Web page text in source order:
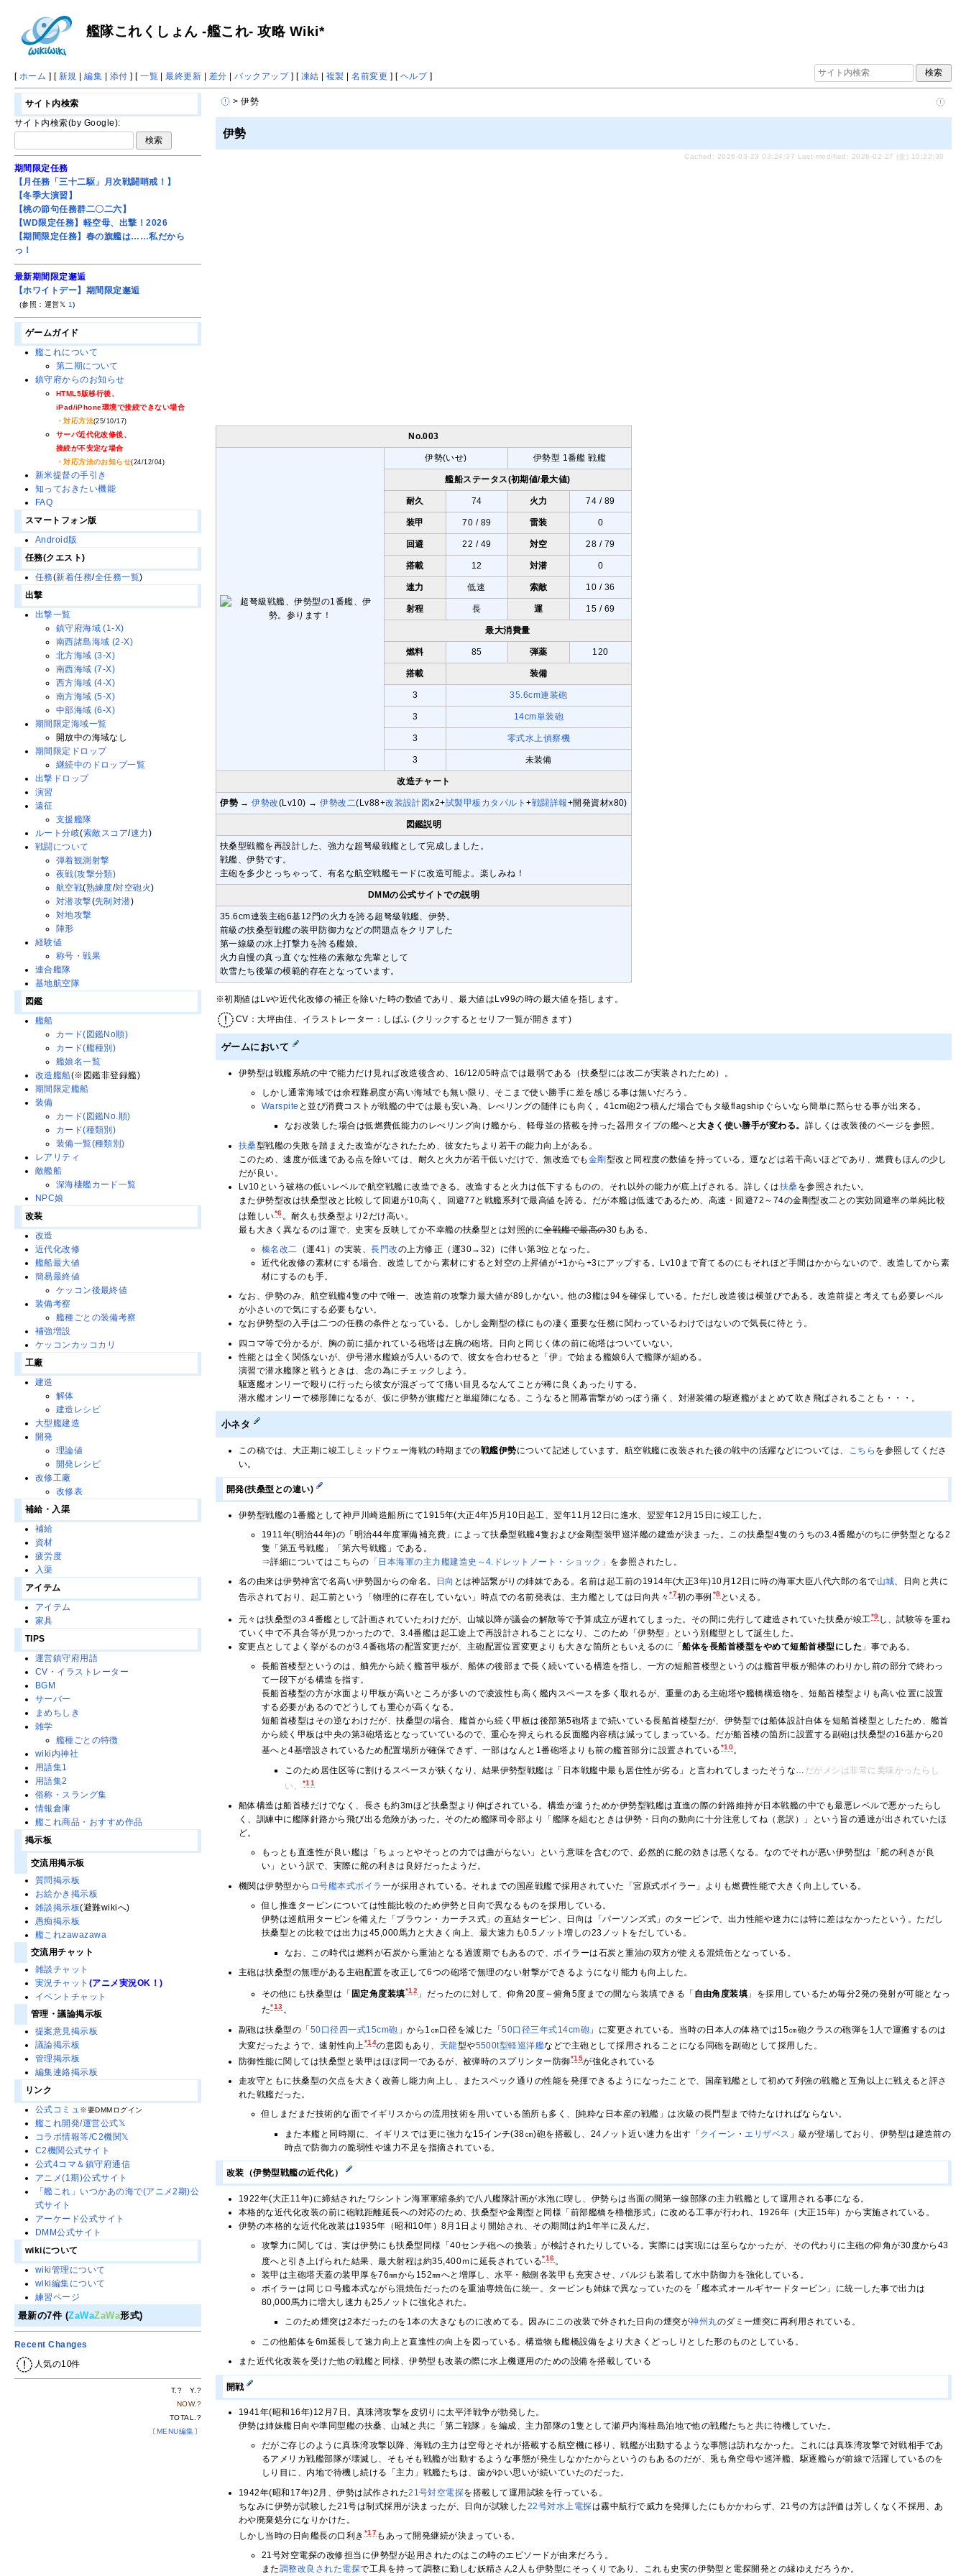
艦隊これくしょん -艦これ- 攻略 Wiki*
[ ホーム ] [ 新規 |編集 | 添付 ] [一覧 |最終更新 | 差分 |バックアップ] [ 凍結 | 複製 |名前変更 ] [ ヘルプ]
> 伊勢
伊勢
Cached: 2026-03-23 03:24:37 Last-modified: 2026-02-27 (金) 10:22:30
No.003
伊勢(いせ) 伊勢型 1番艦 戦艦
艦船ステータス(初期値/最大値)
耐久 74 火力 74 / 89
装甲 70 / 89 雷装 0
回避 22 / 49 対空 28 / 79
搭載 12 対潜 0
速力 低速 索敵 10 / 36
射程 長 運 15 / 69
最大消費量
燃料 85 弾薬 120
搭載 装備
3 35.6cm連装砲
3 14cm単装砲
3 零式水上偵察機
3 未装備
改造チャート
伊勢 →伊勢改(Lv10) →伊勢改二(Lv88+改装設計図x2+試製甲板カタパルト+戦闘詳報+開発資材x80)
図鑑説明
扶桑型戦艦を再設計した、強力な超弩級戦艦として完成しました。
戦艦、伊勢です。
主砲を多少とっちゃって、有名な航空戦艦モードに改造可能よ。楽しみね！
DMMの公式サイトでの説明
35.6cm連装主砲6基12門の火力を誇る超弩級戦艦、伊勢。
前級の扶桑型戦艦の装甲防御力などの問題点をクリアした
第一線級の水上打撃力を誇る艦娘。
火力自慢の真っ直ぐな性格の素敵な先輩として
吹雪たち後輩の模範的存在となっています。
※初期値はLvや近代化改修の補正を除いた時の数値であり、最大値はLv99の時の最大値を指します。
CV：大坪由佳、イラストレーター：しばふ (クリックするとセリフ一覧が開きます)
ゲームにおいて
伊勢型は戦艦系統の中で能力だけ見れば改造後含め、16/12/05時点では最弱である（扶桑型には改二が実装されたため）。
しかし通常海域では余程難易度が高い海域でも無い限り、そこまで使い勝手に差を感じる事は無いだろう。
Warspite と並び消費コストが戦艦の中では最も安い為、レべリングの随伴にも向く。41cm砲2つ積んだ場合でもタ級flagshipぐらいなら簡単に黙らせる事が出来る。
なお改装した場合は低燃費低能力のレべリング向け艦から、軽母並の搭載を持った器用タイプの艦へと大きく使い勝手が変わる。 詳しくは改装後のページを参照。
扶桑型戦艦の失敗を踏まえた改造がなされたため、彼女たちより若干の能力向上がある。
このため、速度が低速である点を除いては、耐久と火力が若干低いだけで、無改造でも 金剛型改と同程度の数値を持っている。運などは若干高いほどであり、燃費もほんの少し
だが良い。
Lv10という破格の低いレベルで航空戦艦に改造できる。改造すると火力は低下するものの、それ以外の能力が底上げされる。詳しくは扶桑を参照されたい。
また伊勢型改は扶桑型改と比較して回避が10高く、回避77と戦艦系列で最高値を誇る。だが本艦は低速であるため、高速・回避72～74の金剛型改二との実効回避率の単純比較
は難しい*6。耐久も扶桑型より2だけ高い。
最も大きく異なるのは運で、史実を反映してか不幸艦の扶桑型とは対照的に全戦艦で最高の30もある。
榛名改二 （運41）の実装、長門改の上方修正（運30→32）に伴い第3位となった。
近代化改修の素材にする場合、改造してから素材にすると対空の上昇値が+1から+3にアップする。Lv10まで育てるのにもそれほど手間はかからないので、改造してから素
材にするのも手。
なお、伊勢のみ、航空戦艦4隻の中で唯一、改造前の攻撃力最大値が89しかない。他の3艦は94を確保している。ただし改造後は横並びである。改造前提と考えても必要レベル
が小さいので気にする必要もない。
なお伊勢型の入手は二つの任務の条件となっている。しかし金剛型の様にもの凄く重要な任務に関わっているわけではないので気長に待とう。
四コマ等で分かるが、胸の前に描かれている砲塔は左腕の砲塔。日向と同じく体の前に砲塔はついていない。
性能とは全く関係ないが、伊号潜水艦娘が5人いるので、彼女を合わせると「伊」で始まる艦娘6人で艦隊が組める。
演習で潜水艦隊と戦うときは、念の為にチェックしよう。
駆逐艦オンリーで殴りに行ったら彼女が混ざってて痛い目見るなんてことが稀に良くあったりする。
潜水艦オンリーで梯形陣になるが、仮に伊勢が旗艦だと単縦陣になる。こうなると開幕雷撃がめっぽう痛く、対潜装備の駆逐艦がまとめて吹き飛ばされることも・・・。
小ネタ
この稿では、大正期に竣工しミッドウェー海戦の時期までの戦艦伊勢について記述しています。航空戦艦に改装された後の戦中の活躍などについては、 こちら を参照してくださ
い。
開発(扶桑型との違い)
伊勢型戦艦の1番艦として神戸川崎造船所にて1915年(大正4年)5月10日起工、翌年11月12日に進水、翌翌年12月15日に竣工した。
1911年(明治44年)の「明治44年度軍備補充費」によって扶桑型戦艦4隻および金剛型装甲巡洋艦の建造が決まった。この扶桑型4隻のうちの3.4番艦がのちに伊勢型となる2
隻「第五号戦艦」「第六号戦艦」である。
⇒詳細についてはこちらの 「日本海軍の主力艦建造史～4.ドレットノート・ショック」 を参照されたし。
名の由来は伊勢神宮で名高い伊勢国からの命名。
日向 とは神話繋がりの姉妹である。名前は起工前の1914年(大正3年)10月12日に時の海軍大臣八代六郎の名で山城、日向と共に
告示されており、起工前という「物理的に存在していない」時点での名前発表は、主力艦としては日向共々*7初の事例 *8といえる。
元々は扶桑型の3.4番艦として計画されていたわけだが、山城以降が議会の解散等で予算成立が遅れてしまった。その間に先行して建造されていた扶桑が竣工*9し、試験等を重ね
ていく中で不具合等が見つかったので、3.4番艦は起工途上で再設計されることになり、このため「伊勢型」という別艦型として誕生した。
変更点としてよく挙がるのが3.4番砲塔の配置変更だが、主砲配置位置変更よりも大きな箇所ともいえるのに「船体を長船首楼型をやめて短船首楼型にした 」事である。
長船首楼型というのは、舳先から続く艦首甲板が、船体の後部まで長く続いている構造を指し、一方の短船首楼型というのは艦首甲板が船体のわりかし前の部分で終わっ
て一段下がる構造を指す。
長船首楼型の方が水面より甲板が高いところが多いので凌波性も高く艦内スペースを多く取れるが、重量のある主砲塔や艦橋構造物を、短船首楼型よりも高い位置に設置
する必要があるのでどうしても重心が高くなる。
短船首楼型はその逆なわけだが、扶桑型の場合、艦首から続く甲板は後部第5砲塔まで続いている長船首楼型だが、伊勢型では船体設計自体を短船首楼型としたため、艦首
から続く甲板は中央の第3砲塔迄となっていているので、重心を抑えられる反面艦内容積は減ってしまっている。だが船首楼の箇所に設置する副砲は扶桑型の16基から20
基へと4基増設されているため配置場所が確保できず、一部はなんと1番砲塔よりも前の艦首部分に設置されている*10。
このため居住区等に割けるスペースが狭くなり、結果伊勢型戦艦は「日本戦艦中最も居住性が劣る」と言われてしまったそうな… だがメシは非常に美味かったらし
い。
*11
船体構造は船首楼だけでなく、長さも約3mほど扶桑型より伸ばされている。構造が違うためか伊勢型戦艦は直進の際の針路維持が日本戦艦の中でも最悪レベルで悪かったらし
く、訓練中に艦隊針路から飛び出る危険があった。そのため艦隊司令部より「艦隊を組むときは伊勢・日向の動向に十分注意してね（意訳）」という旨の通達が出されていたほ
ど。
もっとも直進性が良い艦は「ちょっとやそっとの力では曲がらない」という意味を含むので、必然的に舵の効きは悪くなる。なのでそれが悪い伊勢型は「舵の利きが良
い」という訳で、実際に舵の利きは良好だったようだ。
機関は伊勢型から ロ号艦本式ボイラーが採用されている。それまでの国産戦艦で採用されていた「宮原式ボイラー」よりも燃費性能で大きく向上している。
但し推進タービンについては性能比較のため伊勢と日向で異なるものを採用している。
伊勢は巡航用タービンを備えた「ブラウン・カーチス式」の直結タービン、日向は「パーソンズ式」のタービンで、出力性能や速力には特に差はなかったという。ただし
扶桑型との比較では出力は45,000馬力と大きく向上、最大速力も0.5ノット増しの23ノットをだしている。
なお、この時代は燃料が石炭から重油となる過渡期でもあるので、ボイラーは石炭と重油の双方が使える混焼缶となっている。
主砲は扶桑型の無理がある主砲配置を改正して6つの砲塔で無理のない射撃ができるようになり能力も向上した。
その他にも扶桑型は「 固定角度装填*12 」だったのに対して、仰角20度～俯角5度までの間なら装填できる「 自由角度装填 」を採用しているため毎分2発の発射が可能となっ
た*13。
副砲は扶桑型の「50口径四一式15cm砲 」から1㎝口径を減じた「50口径三年式14cm砲 」に変更されている。当時の日本人の体格では15㎝砲クラスの砲弾を1人で運搬するのは
大変だったようで、速射性向上*14の意図もあり、 天龍型や5500t型軽巡洋艦などで主砲として採用されることになる同砲を副砲として採用した。
防御性能に関しては扶桑型と装甲はほぼ同一であるが、被弾時のスプリンター防御*15が強化されている
走攻守ともに扶桑型の欠点を大きく改善し能力向上し、またスペック通りの性能を発揮できるようになったことで、国産戦艦として初めて列強の戦艦と互角以上に戦えると評さ
れた戦艦だった。
但しまだまだ技術的な面でイギリスからの流用技術を用いている箇所も多く、[純粋な日本産の戦艦」は次級の長門型まで待たなければならない。
また本艦と同時期に、イギリスでは更に強力な15インチ(38㎝)砲を搭載し、24ノット近い速力を出す「クイーン ・ エリザベス 」級が登場しており、伊勢型は建造前の
時点で防御力の脆弱性や速力不足を指摘されている。
改装（伊勢型戦艦の近代化）
1922年(大正11年)に締結されたワシントン海軍軍縮条約で八八艦隊計画が水泡に喫し、伊勢らは当面の間第一線部隊の主力戦艦として運用される事になる。
本格的な近代化改装の前に砲戦距離延長への対応のため、扶桑型や金剛型と同様「前部艦橋を櫓檣形式」に改める工事が行われ、1926年（大正15年）から実施されている。
伊勢の本格的な近代化改装は1935年（昭和10年）8月1日より開始され、その期間は約1年半に及んだ。
攻撃力に関しては、実は伊勢にも扶桑型同様「40センチ砲への換装」が検討されたりしている。実際には実現には至らなかったが、その代わりに主砲の仰角が30度から43
度へと引き上げられた結果、最大射程は約35,400ｍに延長されている*16。
装甲は主砲塔天蓋の装甲厚を76㎜から152㎜へと増厚し、水平・舷側各装甲も充実させ、バルジも装着して水中防御力を強化している。
ボイラーは同じロ号艦本式ながら混焼缶だったのを重油専焼缶に統一。タービンも姉妹で異なっていたのを「艦本式オールギヤードタービン」に統一した事で出力は
80,000馬力に増大し速力も25ノットに強化された。
このため煙突は2本だったのを1本の大きなものに改めてる。因みにこの改装で外された日向の煙突が神州丸のダミー煙突に再利用されている。
この他船体を6m延長して速力向上と直進性の向上を図っている。構造物も艦橋設備をより大きくどっしりとした形のものとしている。
また近代化改装を受けた他の戦艦と同様、伊勢型も改装の際に水上機運用のための設備を搭載している
開戦
1941年(昭和16年)12月7日。真珠湾攻撃を皮切りに太平洋戦争が勃発した。
伊勢は姉妹艦日向や準同型艦の扶桑、山城と共に「第二戦隊」を編成、主力部隊の1隻として瀬戸内海桂島泊地で他の戦艦たちと共に待機していた。
だがご存じのように真珠湾攻撃以降、海戦の主力は空母とそれが搭載する航空機に移り、戦艦が出動するような事態は訪れなかった。これには真珠湾攻撃で対戦相手であ
るアメリカ戦艦部隊が壊滅し、そもそも戦艦が出動するような事態が発生しなかたからというのもあるのだが、兎も角空母や巡洋艦、駆逐艦らが前線で活躍しているのを
しり目に、内地で待機し続ける「主力」戦艦たちは、歯がゆい思いが続いていたのだった。
1942年(昭和17年)2月、伊勢は試作された21号対空電探を搭載して運用試験を行っている。
ちなみに伊勢が試験した21号は制式採用が決まったが、日向が試験した22号対水上電探は霧中航行で威力を発揮したにもかかわらず、21号の方は評価は芳しくなく不採用、あ
わや廃棄処分になりかけた。
しかし当時の日向艦長の口利き *17もあって開発継続が決まっている。
21号対空電探の改修担当に伊勢型が起用されたのはこの時のエピソードが由来だろう。
また調整改良された電探で工具を持って調整に勤しむ妖精さん2人も伊勢型にそっくりであり、これも史実の伊勢型と電探開発との縁ゆえだろうか。
サイト内検索
サイト内検索(by Google):
期間限定任務
【月任務「三十二駆」月次戦闘哨戒！】
【冬季大演習】
【桃の節句任務群二〇二六】
【WD限定任務】軽空母、出撃！2026
【期間限定任務】春の旗艦は……私だから
っ！
最新期間限定邂逅
【ホワイトデー】期間限定邂逅
(参照：運営𝕏 1)
ゲームガイド
艦これについて
第二期について
鎮守府からのお知らせ
HTML5版移行後、
iPad/iPhone環境で接続できない場合
・対応方法(25/10/17)
サーバ近代化改修後、
接続が不安定な場合
・対応方法のお知らせ(24/12/04)
新米提督の手引き
知っておきたい機能
FAQ
スマートフォン版
Android版
任務(クエスト)
任務(新着任務/全任務一覧)
出撃
出撃一覧
鎮守府海域 (1-X)
南西諸島海域 (2-X)
北方海域 (3-X)
南西海域 (7-X)
西方海域 (4-X)
南方海域 (5-X)
中部海域 (6-X)
期間限定海域一覧
開放中の海域なし
期間限定ドロップ
継続中のドロップ一覧
出撃ドロップ
演習
遠征
支援艦隊
ルート分岐(索敵スコア/速力)
戦闘について
弾着観測射撃
夜戦(攻撃分類)
航空戦(熟練度/対空砲火)
対潜攻撃(先制対潜)
対地攻撃
陣形
経験値
称号・戦果
連合艦隊
基地航空隊
図鑑
艦船
カード(図鑑No順)
カード(艦種別)
艦娘名一覧
改造艦船(※図鑑非登録艦)
期間限定艦船
装備
カード(図鑑No.順)
カード(種類別)
装備一覧(種類別)
レアリティ
敵艦船
深海棲艦カード一覧
NPC娘
改装
改造
近代化改修
艦船最大値
簡易最終値
ケッコン後最終値
装備考察
艦種ごとの装備考察
補強増設
ケッコンカッコカリ
工廠
建造
解体
建造レシピ
大型艦建造
開発
理論値
開発レシピ
改修工廠
改修表
補給・入渠
補給
資材
疲労度
入渠
アイテム
アイテム
家具
TIPS
運営鎮守府用語
CV・イラストレーター
BGM
サーバー
まめちしき
雑学
艦種ごとの特徴
wiki内神社
用語集1
用語集2
俗称・スラング集
情報倉庫
艦これ商品・おすすめ作品
掲示板
交流用掲示板
質問掲示板
お絵かき掲示板
雑談掲示板(避難wikiへ)
愚痴掲示板
艦これzawazawa
交流用チャット
雑談チャット
実況チャット (アニメ実況OK！)
イベントチャット
管理・議論掲示板
提案意見掲示板
議論掲示板
管理掲示板
編集連絡掲示板
リンク
公式コミュ※要DMMログイン
艦これ開発/運営公式𝕏
コラボ情報等/C2機関𝕏
C2機関公式サイト
公式4コマ＆鎮守府通信
アニメ(1期)公式サイト
「艦これ」いつかあの海で(アニメ2期)公
式サイト
アーケード公式サイト
DMM公式サイト
wikiについて
wiki管理について
wiki編集について
練習ページ
最新の7件 (ZaWaZaWa形式)
Recent Changes
人気の10件
T.? Y.?
NOW.?
TOTAL.?
〔 MENU編集 〕